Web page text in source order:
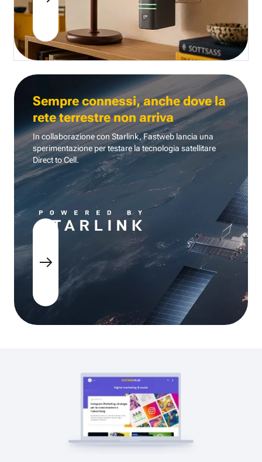
Sempre connessi, anche dove la
rete terrestre non arriva
In collaborazione con Starlink, Fastweb lancia una
sperimentazione per testare la tecnologia satellitare
Direct to Cell.